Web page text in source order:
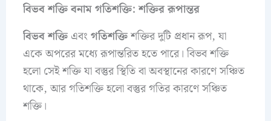
বিভব শক্তি বনাম গতিশক্তি: শক্তির রূপান্তর
বিভব শক্তিএবংগতিশক্তিশক্তির দুটি প্রধান রূপ, যা
একে অপরের মধ্যে রূপান্তরিত হতে পারে। বিভব শক্তি
হলো সেই শক্তি যা বস্তুর স্থিতি বা অবস্থানের কারণে সঞ্চিত
থাকে, আর গতিশক্তি হলো বস্তুর গতির কারণে সঞ্চিত
শক্তি।